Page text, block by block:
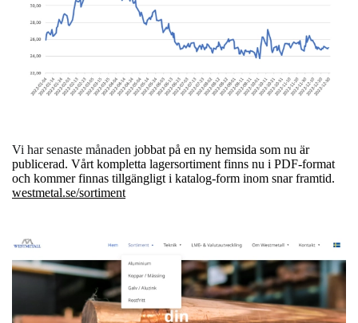
Vi har senaste månaden jobbat på en ny hemsida som nu är
publicerad. Vårt kompletta lagersortiment finns nu i PDF-format
och kommer finnas tillgängligt i katalog-form inom snar framtid.
westmetal.se/sortiment